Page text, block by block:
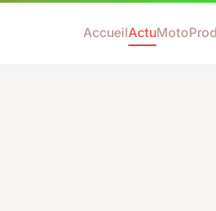
AccueilActuMoto